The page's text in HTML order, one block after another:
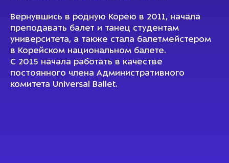
Вернувшись в родную Корею в 2011, начала
преподавать балет и танец студентам
университета, а также стала балетмейстером
в Корейском национальном балете.
С 2015 начала работать в качестве
постоянного члена Административного
комитета Universal Ballet.